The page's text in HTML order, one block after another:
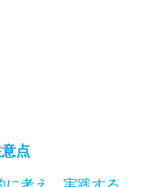
点